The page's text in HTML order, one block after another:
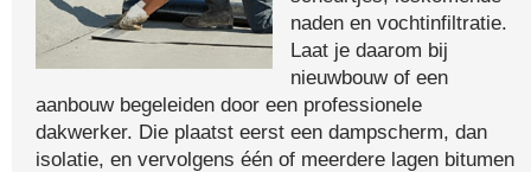
naden en vochtinfiltratie.
Laat je daarom bij
nieuwbouw of een
aanbouw begeleiden door een professionele
dakwerker. Die plaatst eerst een dampscherm, dan
isolatie, en vervolgens één of meerdere lagen bitumen